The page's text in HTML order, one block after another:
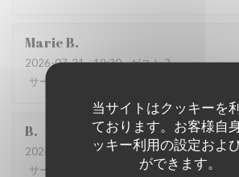
当サイトはクッキーを
ております。お客様自
ッキー利用の設定およ
ができます。
MarieB
2026-07-21- 19:30 - ゲスト 2
サービス
B
2026-07-08
- 20:00 - ゲスト 4
サービス
4/5 メニュー: 4